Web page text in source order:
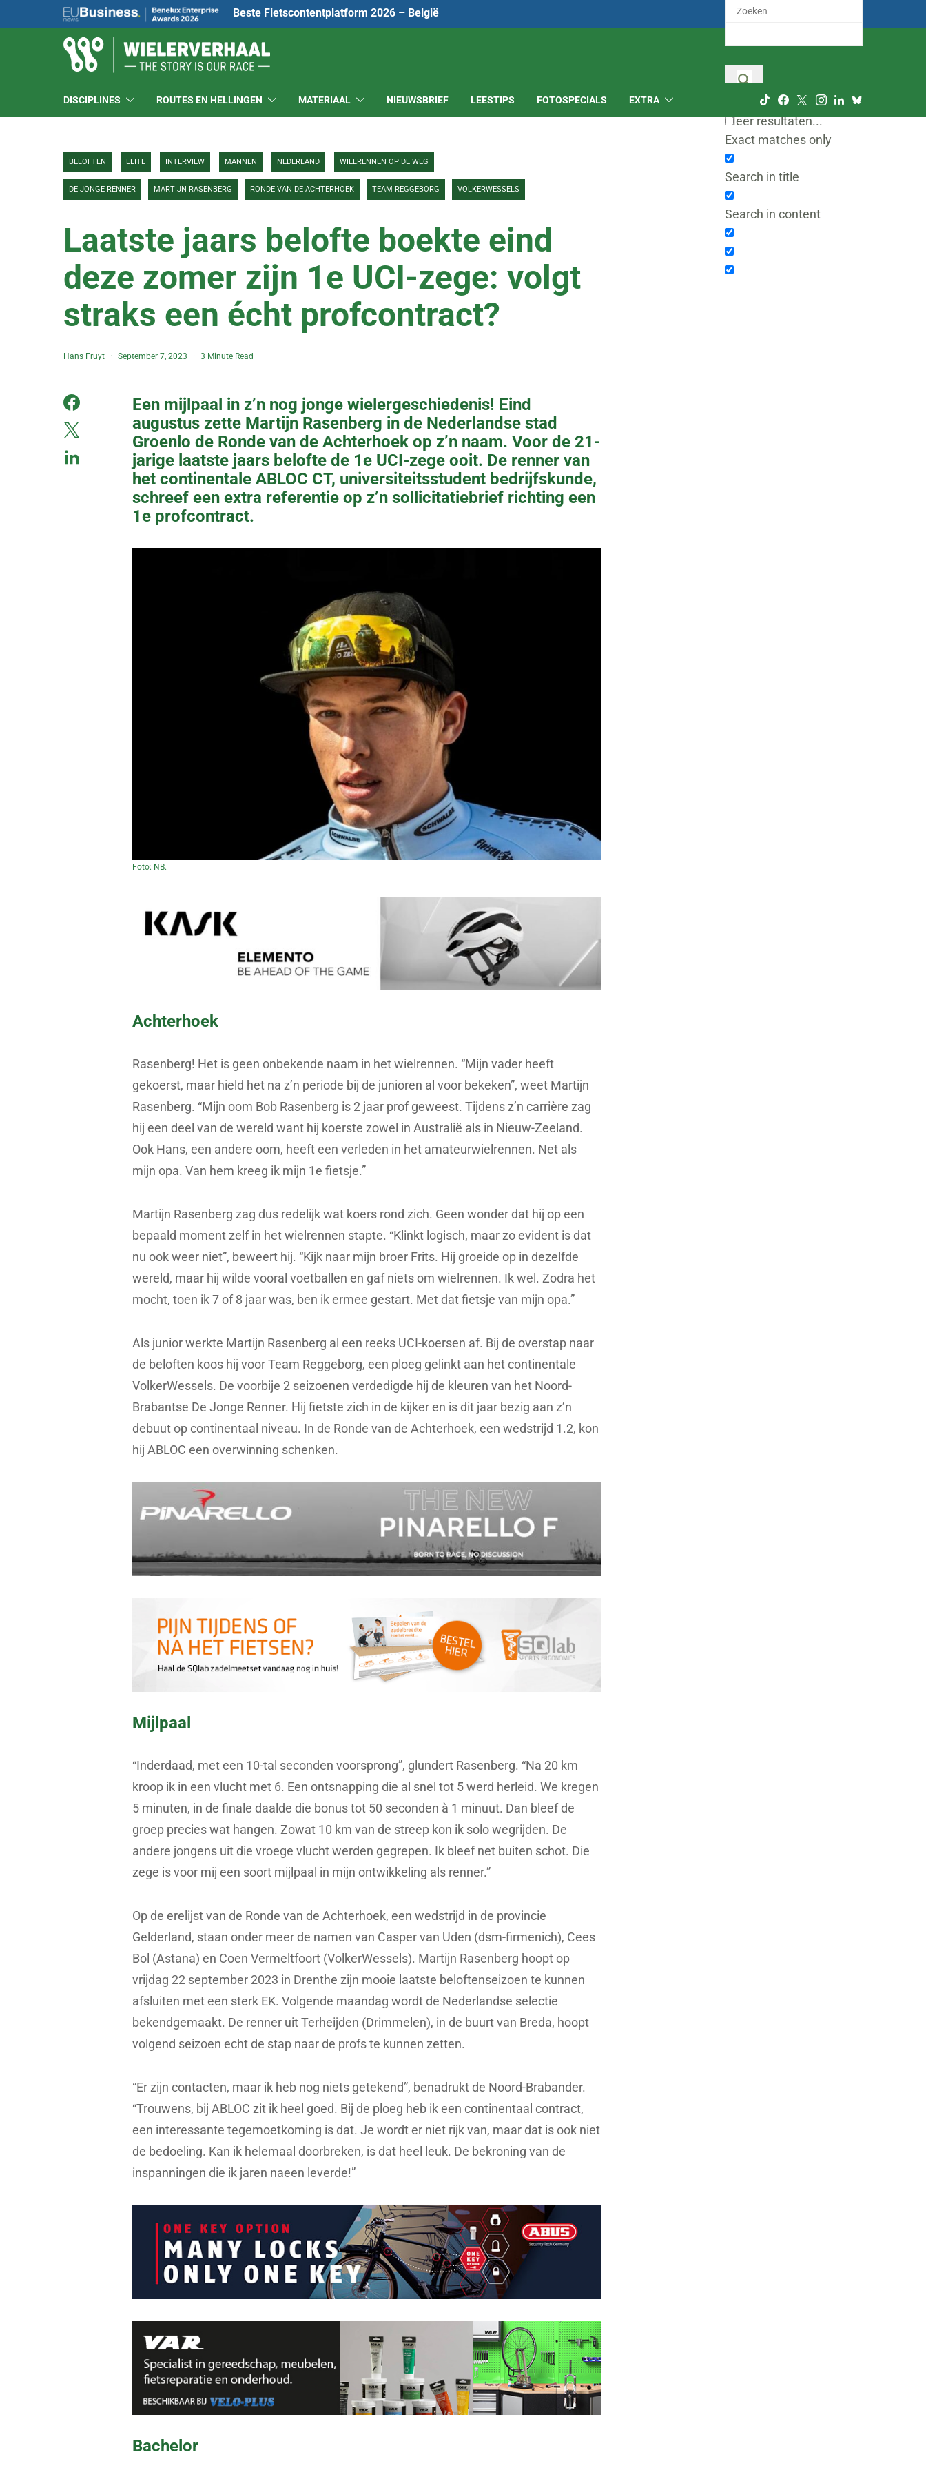
Beste Fietscontentplatform 2026 – België
Meer resultaten...
Exact matches only
Search in title
Search in content
DISCIPLINES ROUTES EN HELLINGEN MATERIAAL NIEUWSBRIEF LEESTIPS FOTOSPECIALS EXTRA
BELOFTEN ELITE INTERVIEW MANNEN NEDERLAND WIELRENNEN OP DE WEG
DE JONGE RENNER MARTIJN RASENBERG RONDE VAN DE ACHTERHOEK TEAM REGGEBORG VOLKERWESSELS
Laatste jaars belofte boekte eind
deze zomer zijn 1e UCI-zege: volgt
straks een écht profcontract?
Hans Fruyt September 7, 2023 3 Minute Read
Een mijlpaal in z’n nog jonge wielergeschiedenis! Eind
augustus zette Martijn Rasenberg in de Nederlandse stad
Groenlo de Ronde van de Achterhoek op z’n naam. Voor de 21-
jarige laatste jaars belofte de 1e UCI-zege ooit. De renner van
het continentale ABLOC CT, universiteitsstudent bedrijfskunde,
schreef een extra referentie op z’n sollicitatiebrief richting een
1e profcontract.
Foto: NB.
Achterhoek
Rasenberg! Het is geen onbekende naam in het wielrennen. “Mijn vader heeft
gekoerst, maar hield het na z’n periode bij de junioren al voor bekeken”, weet Martijn
Rasenberg. “Mijn oom Bob Rasenberg is 2 jaar prof geweest. Tijdens z’n carrière zag
hij een deel van de wereld want hij koerste zowel in Australië als in Nieuw-Zeeland.
Ook Hans, een andere oom, heeft een verleden in het amateurwielrennen. Net als
mijn opa. Van hem kreeg ik mijn 1e fietsje.”
Martijn Rasenberg zag dus redelijk wat koers rond zich. Geen wonder dat hij op een
bepaald moment zelf in het wielrennen stapte. “Klinkt logisch, maar zo evident is dat
nu ook weer niet”, beweert hij. “Kijk naar mijn broer Frits. Hij groeide op in dezelfde
wereld, maar hij wilde vooral voetballen en gaf niets om wielrennen. Ik wel. Zodra het
mocht, toen ik 7 of 8 jaar was, ben ik ermee gestart. Met dat fietsje van mijn opa.”
Als junior werkte Martijn Rasenberg al een reeks UCI-koersen af. Bij de overstap naar
de beloften koos hij voor Team Reggeborg, een ploeg gelinkt aan het continentale
VolkerWessels. De voorbije 2 seizoenen verdedigde hij de kleuren van het Noord-
Brabantse De Jonge Renner. Hij fietste zich in de kijker en is dit jaar bezig aan z’n
debuut op continentaal niveau. In de Ronde van de Achterhoek, een wedstrijd 1.2, kon
hij ABLOC een overwinning schenken.
Mijlpaal
“Inderdaad, met een 10-tal seconden voorsprong”, glundert Rasenberg. “Na 20 km
kroop ik in een vlucht met 6. Een ontsnapping die al snel tot 5 werd herleid. We kregen
5 minuten, in de finale daalde die bonus tot 50 seconden à 1 minuut. Dan bleef de
groep precies wat hangen. Zowat 10 km van de streep kon ik solo wegrijden. De
andere jongens uit die vroege vlucht werden gegrepen. Ik bleef net buiten schot. Die
zege is voor mij een soort mijlpaal in mijn ontwikkeling als renner.”
Op de erelijst van de Ronde van de Achterhoek, een wedstrijd in de provincie
Gelderland, staan onder meer de namen van Casper van Uden (dsm-firmenich), Cees
Bol (Astana) en Coen Vermeltfoort (VolkerWessels). Martijn Rasenberg hoopt op
vrijdag 22 september 2023 in Drenthe zijn mooie laatste beloftenseizoen te kunnen
afsluiten met een sterk EK. Volgende maandag wordt de Nederlandse selectie
bekendgemaakt. De renner uit Terheijden (Drimmelen), in de buurt van Breda, hoopt
volgend seizoen echt de stap naar de profs te kunnen zetten.
“Er zijn contacten, maar ik heb nog niets getekend”, benadrukt de Noord-Brabander.
“Trouwens, bij ABLOC zit ik heel goed. Bij de ploeg heb ik een continentaal contract,
een interessante tegemoetkoming is dat. Je wordt er niet rijk van, maar dat is ook niet
de bedoeling. Kan ik helemaal doorbreken, is dat heel leuk. De bekroning van de
inspanningen die ik jaren naeen leverde!”
Bachelor